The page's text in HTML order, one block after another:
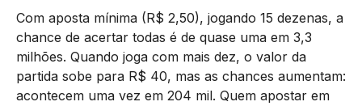
Com aposta mínima (R$ 2,50), jogando 15 dezenas, a
chance de acertar todas é de quase uma em 3,3
milhões. Quando joga com mais dez, o valor da
partida sobe para R$ 40, mas as chances aumentam:
acontecem uma vez em 204 mil. Quem apostar em